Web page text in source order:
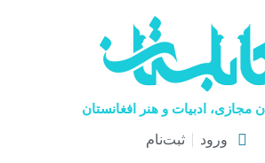
مجازی، ادبیات و هنر افغانستان
ورود ثبت‌نام